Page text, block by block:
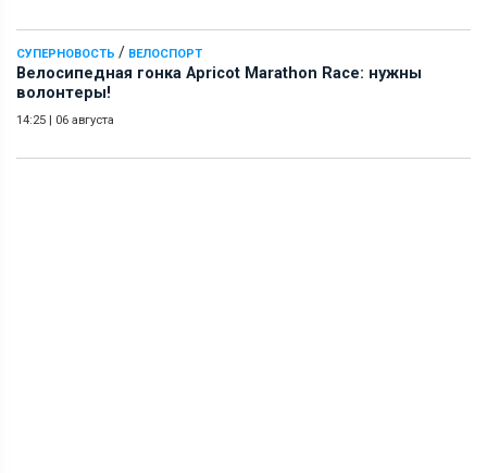
СУПЕРНОВОСТЬ / ВЕЛОСПОРТ
Велосипедная гонка Apricot Marathon Race: нужны
волонтеры!
14:25 | 06 августа